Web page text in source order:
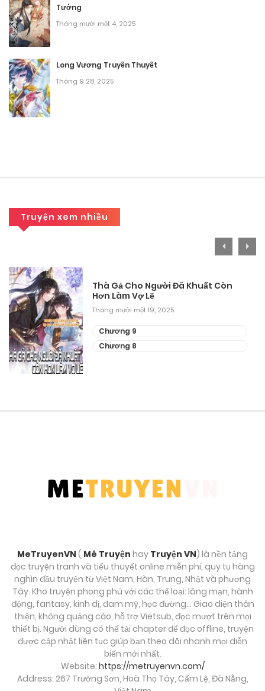
Chương 39
Tháng 9 9, 2025
Chương 38
Tháng 9 9, 2025
Chương 37
Tháng 9 9, 2025
Tháng 9 9, 2025
Chương 33
Tháng 9 9, 2025
Chương 32
Tháng 9 9, 2025
Chương 29
Tháng 9 9, 2025
Chương 27
Tháng 9 9, 2025
Chương 26
Tháng 9 9, 2025
Tướng
Tháng mười một 4, 2025
Long Vương Truyền Thuyết
Tháng 9 28, 2025
Truyện xem nhiều
Thà Gả Cho Người Đã Khuất Còn
Hơn Làm Vợ Lẽ
Tháng mười một 19, 2025
Chương 9
Chương 8
MeTruyenVN ( Mê Truyện hay Truyện VN) là nền tảng
đọc truyện tranh và tiểu thuyết online miễn phí, quy tụ hàng
nghìn đầu truyện từ Việt Nam, Hàn, Trung, Nhật và phương
Tây. Kho truyện phong phú với các thể loại: lãng mạn, hành
động, fantasy, kinh dị, đam mỹ, học đường… Giao diện thân
thiện, không quảng cáo, hỗ trợ Vietsub, đọc mượt trên mọi
thiết bị. Người dùng có thể tải chapter để đọc offline, truyện
được cập nhật liên tục giúp bạn theo dõi nhanh mọi diễn
biến mới nhất.
Website: https://metruyenvn.com/
Address: 267 Trường Sơn, Hoà Thọ Tây, Cẩm Lệ, Đà Nẵng,